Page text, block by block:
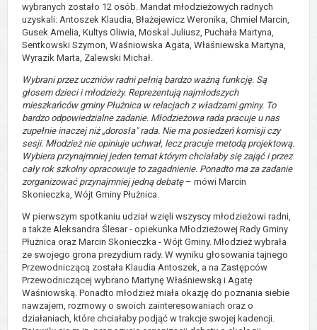
wybranych zostało 12 osób. Mandat młodzieżowych radnych
uzyskali: Antoszek Klaudia, Błażejewicz Weronika, Chmiel Marcin,
Gusek Amelia, Kultys Oliwia, Moskal Juliusz, Puchała Martyna,
Sentkowski Szymon, Waśniowska Agata, Właśniewska Martyna,
Wyrazik Marta, Zalewski Michał.
Wybrani przez uczniów radni pełnią bardzo ważną funkcję. Są
głosem dzieci i młodzieży. Reprezentują najmłodszych
mieszkańców gminy Płużnica w relacjach z władzami gminy. To
bardzo odpowiedzialne zadanie. Młodzieżowa rada pracuje u nas
zupełnie inaczej niż „dorosła" rada. Nie ma posiedzeń komisji czy
sesji. Młodzież nie opiniuje uchwał, lecz pracuje metodą projektową.
Wybiera przynajmniej jeden temat którym chciałaby się zająć i przez
cały rok szkolny opracowuje to zagadnienie. Ponadto ma za zadanie
zorganizować przynajmniej jedną debatę – mówi Marcin
Skonieczka, Wójt Gminy Płużnica.
W pierwszym spotkaniu udział wzięli wszyscy młodzieżowi radni,
a także Aleksandra Ślesar - opiekunka Młodzieżowej Rady Gminy
Płużnica oraz Marcin Skonieczka - Wójt Gminy. Młodzież wybrała
ze swojego grona prezydium rady. W wyniku głosowania tajnego
Przewodniczącą została Klaudia Antoszek, a na Zastępców
Przewodniczącej wybrano Martynę Właśniewską i Agatę
Waśniowską. Ponadto młodzież miała okazję do poznania siebie
nawzajem, rozmowy o swoich zainteresowaniach oraz o
działaniach, które chciałaby podjąć w trakcje swojej kadencji.